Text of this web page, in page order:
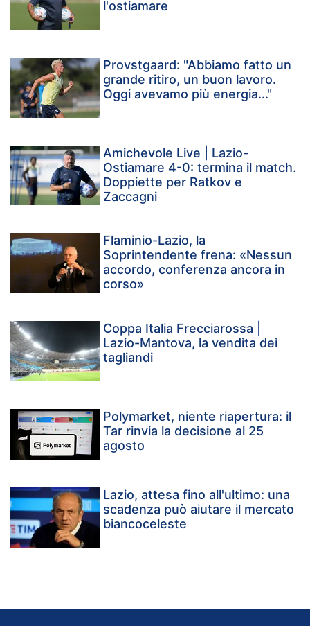
l'ostiamare
Provstgaard: "Abbiamo fatto un
grande ritiro, un buon lavoro.
Oggi avevamo più energia..."
Amichevole Live | Lazio-
Ostiamare 4-0: termina il match.
Doppiette per Ratkov e
Zaccagni
Flaminio-Lazio, la
Soprintendente frena: «Nessun
accordo, conferenza ancora in
corso»
Coppa Italia Frecciarossa |
Lazio-Mantova, la vendita dei
tagliandi
Polymarket, niente riapertura: il
Tar rinvia la decisione al 25
agosto
Lazio, attesa fino all'ultimo: una
scadenza può aiutare il mercato
biancoceleste